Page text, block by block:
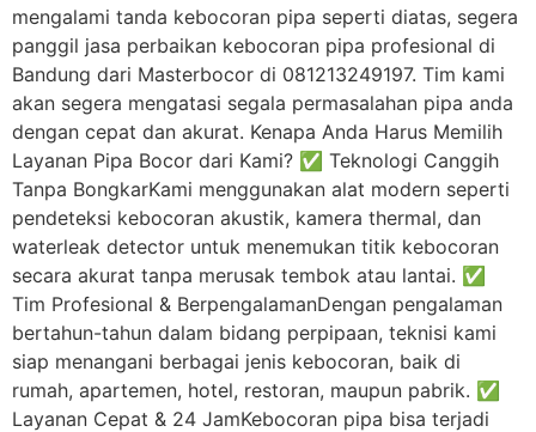
mengalami tanda kebocoran pipa seperti diatas, segera
panggil jasa perbaikan kebocoran pipa profesional di
Bandung dari Masterbocor di 081213249197. Tim kami
akan segera mengatasi segala permasalahan pipa anda
dengan cepat dan akurat. Kenapa Anda Harus Memilih
Layanan Pipa Bocor dari Kami? ✅ Teknologi Canggih
Tanpa BongkarKami menggunakan alat modern seperti
pendeteksi kebocoran akustik, kamera thermal, dan
waterleak detector untuk menemukan titik kebocoran
secara akurat tanpa merusak tembok atau lantai. ✅
Tim Profesional & BerpengalamanDengan pengalaman
bertahun-tahun dalam bidang perpipaan, teknisi kami
siap menangani berbagai jenis kebocoran, baik di
rumah, apartemen, hotel, restoran, maupun pabrik. ✅
Layanan Cepat & 24 JamKebocoran pipa bisa terjadi